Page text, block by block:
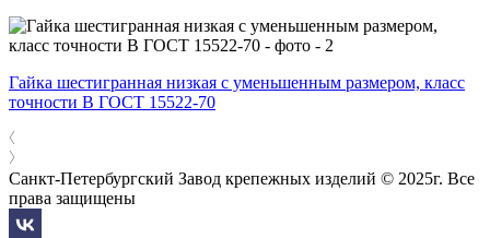
Гайка шестигранная низкая с уменьшенным размером, класс
точности В ГОСТ 15522-70
Санкт-Петербургский Завод крепежных изделий © 2025г. Все
права защищены